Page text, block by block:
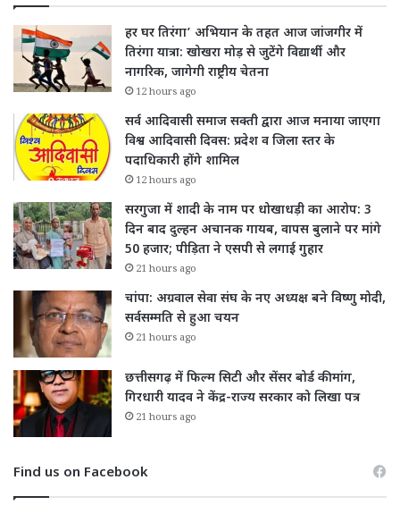
हर घर तिरंगा’ अभियान के तहत आज जांजगीर में
तिरंगा यात्रा: खोखरा मोड़ से जुटेंगे विद्यार्थी और
नागरिक, जागेगी राष्ट्रीय चेतना
12 hours ago
सर्व आदिवासी समाज सक्ती द्वारा आज मनाया जाएगा
विश्व आदिवासी दिवस: प्रदेश व जिला स्तर के
पदाधिकारी होंगे शामिल
12 hours ago
सरगुजा में शादी के नाम पर धोखाधड़ी का आरोप: 3
दिन बाद दुल्हन अचानक गायब, वापस बुलाने पर मांगे
50 हजार; पीड़िता ने एसपी से लगाई गुहार
21 hours ago
चांपा: अग्रवाल सेवा संघ के नए अध्यक्ष बने विष्णु मोदी,
सर्वसम्मति से हुआ चयन
21 hours ago
छत्तीसगढ़ में फिल्म सिटी और सेंसर बोर्ड की मांग,
गिरधारी यादव ने केंद्र-राज्य सरकार को लिखा पत्र
21 hours ago
Find us on Facebook